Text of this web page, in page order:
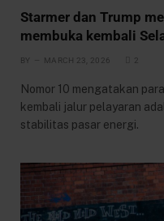
Starmer dan Trump
membuka kembali
BY MARCH 23, 2026 2
Nomor 10 mengatakan
kembali jalur pelayaran
stabilitas pasar energi.